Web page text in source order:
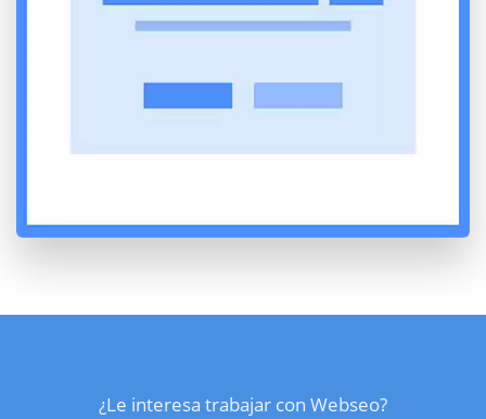
¿Le interesa trabajar con Webseo?